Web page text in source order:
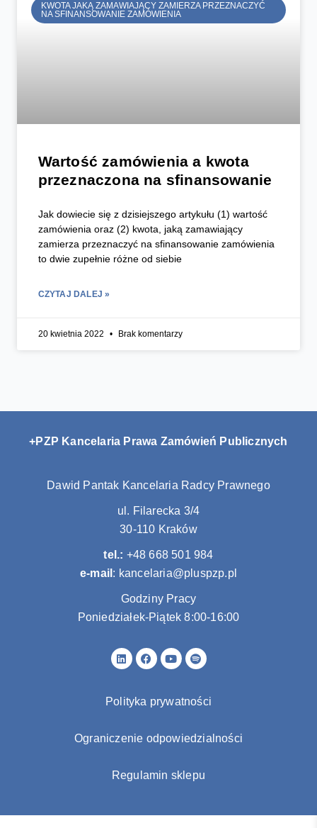
KWOTA JAKĄ ZAMAWIAJĄCY ZAMIERZA PRZEZNACZYĆ
NA SFINANSOWANIE ZAMÓWIENIA
Wartość zamówienia a kwota
przeznaczona na sfinansowanie
Jak dowiecie się z dzisiejszego artykułu (1) wartość
zamówienia oraz (2) kwota, jaką zamawiający
zamierza przeznaczyć na sfinansowanie zamówienia
to dwie zupełnie różne od siebie
CZYTAJ DALEJ »
20 kwietnia 2022 Brak komentarzy
+PZP Kancelaria Prawa Zamówień Publicznych
Dawid Pantak Kancelaria Radcy Prawnego
ul. Filarecka 3/4
30-110 Kraków
tel.: +48 668 501 984
e-mail : kancelaria@pluspzp.pl
Godziny Pracy
Poniedziałek-Piątek 8:00-16:00
L
i
e
d
F
a
o
Y
o
b
S
p
f
Polityka prywatności
Ograniczenie odpowiedzialności
Regulamin sklepu